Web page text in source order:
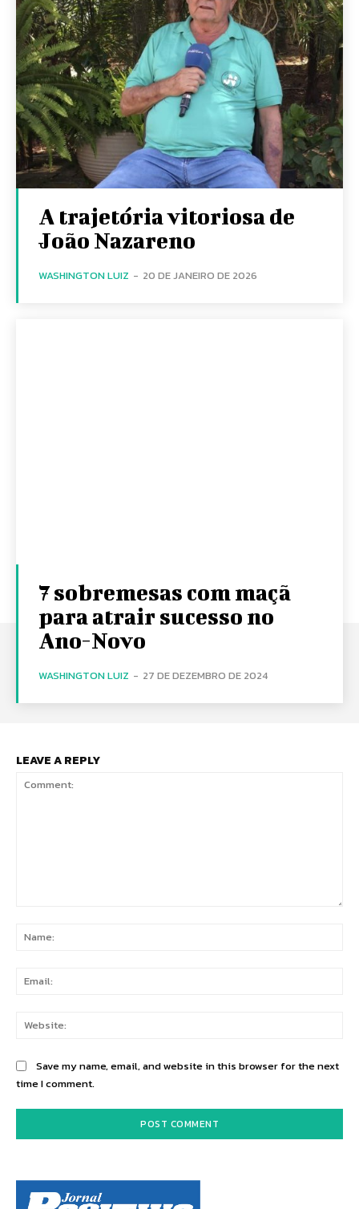
A trajetória vitoriosa de
João Nazareno
WASHINGTON LUIZ - 20 DE JANEIRO DE 2026
7 sobremesas com maçã
para atrair sucesso no
Ano-Novo
WASHINGTON LUIZ - 27 DE DEZEMBRO DE 2024
LEAVE A REPLY
Save my name, email, and website in this browser for the next
time I comment.